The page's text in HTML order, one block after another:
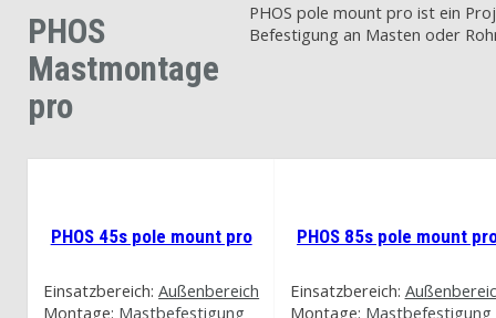
PHOS
Mastmontage
pro
PHOS pole mount pro ist ein
Befestigung an Masten oder
PHOS 45s pole mount pro
Einsatzbereich:Außenbereich
Montage: Mastbefestigung
PHOS 85s pole mount
Einsatzbereich:
Montage: Mastbefestigung